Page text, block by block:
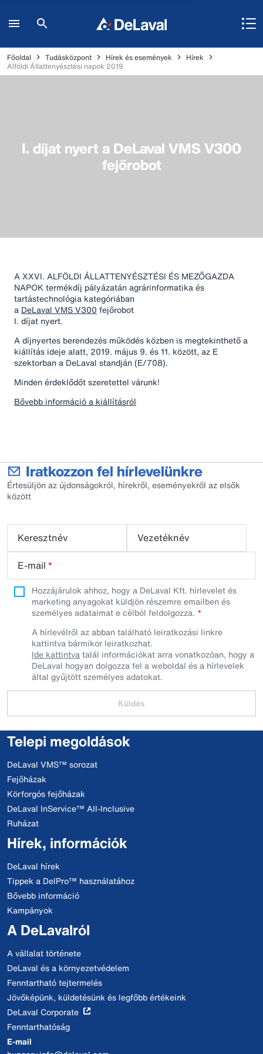
Főoldal Tudásközpont Hírek és események
Hírek
Alföldi Állattenyésztési napok 2019
I. díjat nyert a DeLaval VMS V300
fejőrobot
A XXVI. ALFÖLDI ÁLLATTENYÉSZTÉSI ÉS MEZŐGAZDA
NAPOK termékdíj pályázatán agrárinformatika és
tartástechnológia kategóriában
a DeLaval VMS V300 fejőrobot
I. díjat nyert.
A díjnyertes berendezés működés közben is megtekinthető a
kiállítás ideje alatt, 2019. május 9. és 11. között, az E
szektorban a DeLaval standján (E/708).
Minden érdeklődőt szeretettel várunk!
Bővebb információ a kiállításról
Iratkozzon fel hírlevelünkre
Értesüljön az újdonságokról, hírekről, eseményekről az elsők
között
Keresztnév
Vezetéknév
E-mail *
Hozzájárulok ahhoz, hogy a DeLaval Kft. hírlevelet és
marketing anyagokat küldjön részemre emailben és
személyes adataimat e célból feldolgozza.
A hírlevélről az abban található leiratkozási linkre
kattintva bármikor leiratkozhat.
Ide kattintvatalál információkat arra vonatkozóan, hogy a
DeLaval hogyan dolgozza fel a weboldal és a hírlevelek
által gyűjtött személyes adatokat.
Küldés
Telepi megoldások
DeLaval VMS™ sorozat
Fejőházak
Körforgós fejőházak
DeLaval InService™ All-Inclusive
Ruházat
Hírek, információk
DeLaval hírek
Tippek a DelPro™ használatához
Bővebb információ
Kampányok
A DeLavalról
A vállalat története
DeLaval és a környezetvédelem
Fenntartható tejtermelés
Jövőképünk, küldetésünk és legfőbb értékeink
DeLaval Corporate
Fenntarthatóság
E-mail